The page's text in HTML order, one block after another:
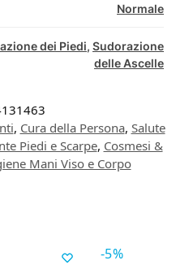
Normale
dei Piedi, Sudorazione
delle Ascelle
, Cura della Persona, Salute
Piedi e Scarpe, Cosmesi &
Mani Viso e Corpo
-5%